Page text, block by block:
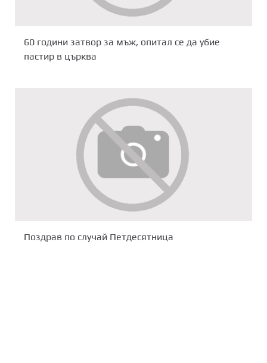
60 години затвор за мъж, опитал се да убие
пастир в църква
Поздрав по случай Петдесятница